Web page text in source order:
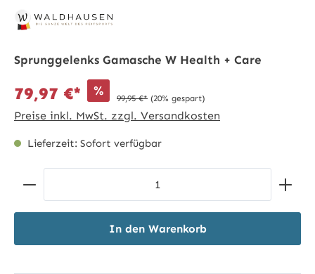
Sprunggelenks Gamasche W Health + Care
79,97 €* % 99,95 €* (20% gespart)
Preise inkl. MwSt. zzgl. Versandkosten
Lieferzeit: Sofort verfügbar
Produkt Anzahl: Gib den gewünschten Wert ein
In den Warenkorb